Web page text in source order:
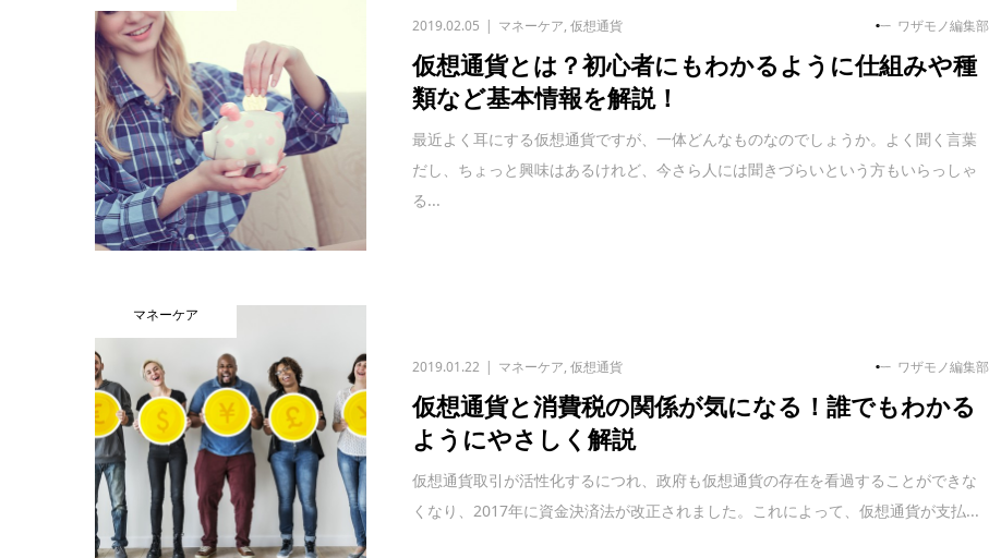
2019.02.05 マネーケア,仮想通貨 ワザモノ編集部
仮想通貨とは？初心者にもわかるように仕組みや種
類など基本情報を解説！
最近よく耳にする仮想通貨ですが、一体どんなものなのでしょうか。よく聞く言葉
だし、ちょっと興味はあるけれど、今さら人には聞きづらいという方もいらっしゃ
る...
マネーケア
2019.01.22 マネーケア,仮想通貨 ワザモノ編集部
仮想通貨と消費税の関係が気になる！誰でもわかる
ようにやさしく解説
仮想通貨取引が活性化するにつれ、政府も仮想通貨の存在を看過することができな
くなり、2017年に資金決済法が改正されました。これによって、仮想通貨が支払...